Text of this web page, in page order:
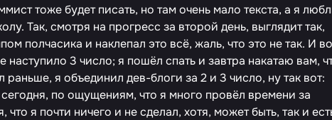
тоже будет писать, но там очень мало текста, а я
Так, смотря на прогресс за второй день, выглядит так,
полчасика и наклепал это всё, жаль, что это не так. И
наступило 3 число; я пошёл спать и завтра накатаю вам,
раньше, я объединил дев-блоги за 2 и 3 число, ну так вот:
по ощущениям, что я много провёл времени за
что я почти ничего и не сделал, хотя, может быть, так и